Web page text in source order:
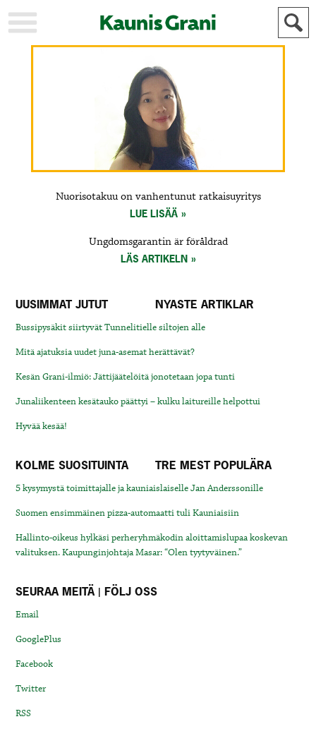
STADEN
AKTUELLT
IDROTT
KULTUR
HISTORIA
YLEINEN
ALLMÄN
FÖR
ANNONSÖRER
Nuorisotakuu on vanhentunut ratkaisuyritys
LUE LISÄÄ
Ungdomsgarantin är föråldrad
LÄS ARTIKELN
UUSIMMAT JUTUT NYASTE ARTIKLAR
Bussipysäkit siirtyvät Tunnelitielle siltojen alle
Mitä ajatuksia uudet juna-asemat herättävät?
Kesän Grani-ilmiö: Jättijäätelöitä jonotetaan jopa tunti
Junaliikenteen kesätauko päättyi – kulku laitureille helpottui
Hyvää kesää!
KOLME SUOSITUINTA TRE MEST POPULÄRA
5 kysymystä toimittajalle ja kauniaislaiselle Jan Anderssonille
Suomen ensimmäinen pizza-automaatti tuli Kauniaisiin
Hallinto-oikeus hylkäsi perheryhmäkodin aloittamislupaa koskevan
valituksen. Kaupunginjohtaja Masar: “Olen tyytyväinen.”
SEURAA MEITÄ | FÖLJ OSS
Email
GooglePlus
Facebook
Twitter
RSS